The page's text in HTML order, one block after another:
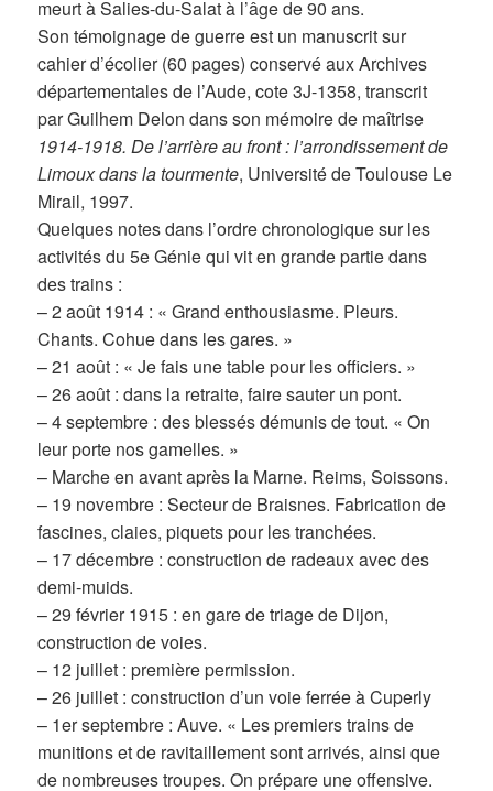
meurt à Salies-du-Salat à l’âge de 90 ans.
Son témoignage de guerre est un manuscrit sur
cahier d’écolier (60 pages) conservé aux Archives
départementales de l’Aude, cote 3J-1358, transcrit
par Guilhem Delon dans son mémoire de maîtrise
1914-1918. De l’arrière au front : l’arrondissement de
Limoux dans la tourmente, Université de Toulouse Le
Mirail, 1997.
Quelques notes dans l’ordre chronologique sur les
activités du 5e Génie qui vit en grande partie dans
des trains :
– 2 août 1914 : « Grand enthousiasme. Pleurs.
Chants. Cohue dans les gares. »
– 21 août : « Je fais une table pour les officiers. »
– 26 août : dans la retraite, faire sauter un pont.
– 4 septembre : des blessés démunis de tout. « On
leur porte nos gamelles. »
– Marche en avant après la Marne. Reims, Soissons.
– 19 novembre : Secteur de Braisnes. Fabrication de
fascines, claies, piquets pour les tranchées.
– 17 décembre : construction de radeaux avec des
demi-muids.
– 29 février 1915 : en gare de triage de Dijon,
construction de voies.
– 12 juillet : première permission.
– 26 juillet : construction d’un voie ferrée à Cuperly
– 1er septembre : Auve. « Les premiers trains de
munitions et de ravitaillement sont arrivés, ainsi que
de nombreuses troupes. On prépare une offensive.